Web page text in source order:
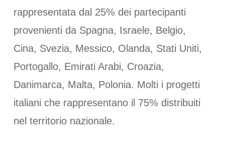
rappresentata dal 25% dei partecipanti
provenienti da Spagna, Israele, Belgio,
Cina, Svezia, Messico, Olanda, Stati Uniti,
Portogallo, Emirati Arabi, Croazia,
Danimarca, Malta, Polonia. Molti i progetti
italiani che rappresentano il 75% distribuiti
nel territorio nazionale.